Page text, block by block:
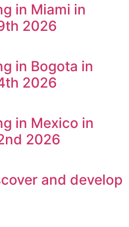
in Miami in
2026
in Bogota in
2026
in Mexico in
2026
and develop